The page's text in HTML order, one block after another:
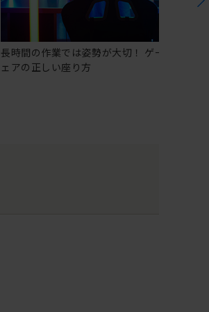
長時間の作業では姿勢が大切！ ゲーミングチ
ェアの正しい座り方